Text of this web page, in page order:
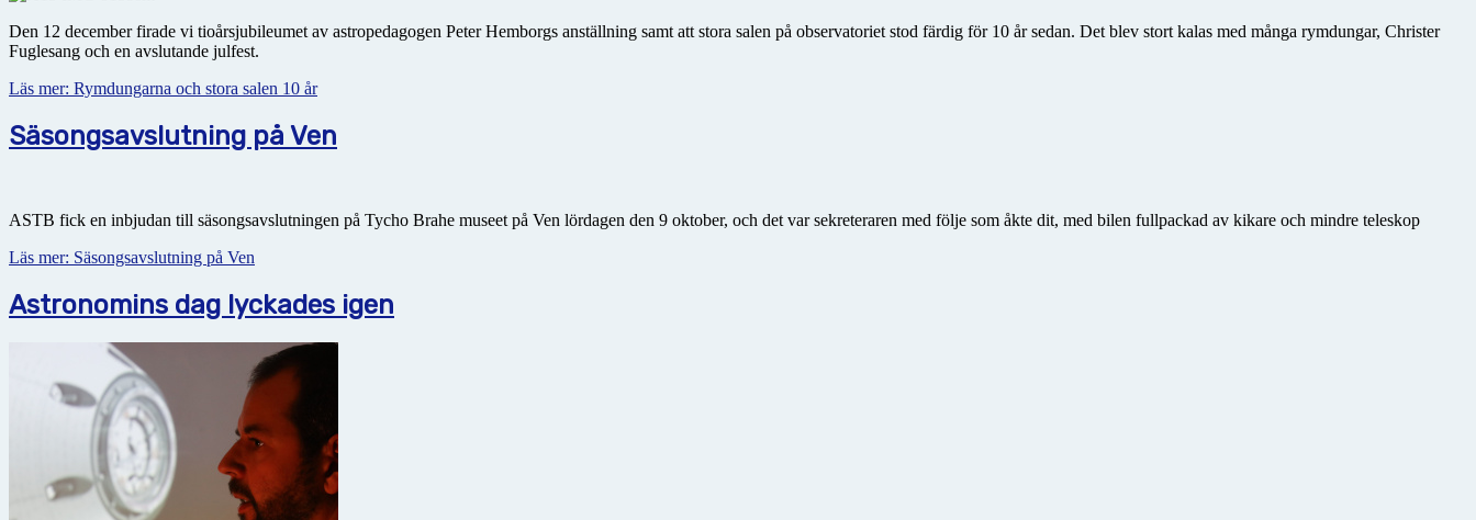
Den 12 december firade vi tioårsjubileumet av astropedagogen Peter Hemborgs anställning samt att stora salen på observatoriet stod färdig för 10 år sedan. Det blev stort kalas med många rymdungar, Christer
Fuglesang och en avslutande julfest.
Läs mer: Rymdungarna och stora salen 10 år
Säsongsavslutning på Ven
ASTB fick en inbjudan till säsongsavslutningen på Tycho Brahe museet på Ven lördagen den 9 oktober, och det var sekreteraren med följe som åkte dit, med bilen fullpackad av kikare och mindre teleskop
Läs mer: Säsongsavslutning på Ven
Astronomins dag lyckades igen